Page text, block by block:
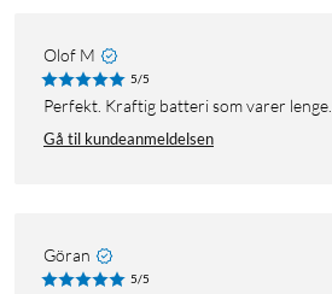
Olof M
5/5
Perfekt. Kraftig batteri som varer lenge.
Gå til kundeanmeldelsen
Göran
5/5